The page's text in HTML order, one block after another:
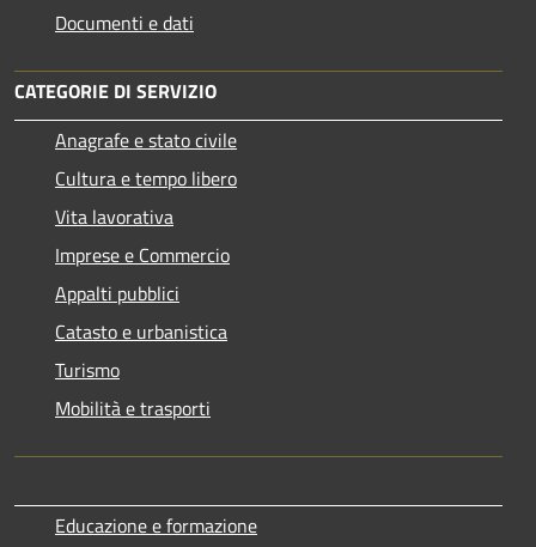
Documenti e dati
CATEGORIE DI SERVIZIO
Anagrafe e stato civile
Cultura e tempo libero
Vita lavorativa
Imprese e Commercio
Appalti pubblici
Catasto e urbanistica
Turismo
Mobilità e trasporti
Educazione e formazione